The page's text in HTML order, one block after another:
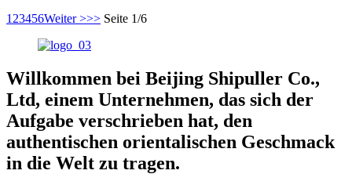
1 23456Weiter >>> Seite 1/6
Willkommen bei Beijing Shipuller Co.,
Ltd, einem Unternehmen, das sich der
Aufgabe verschrieben hat, den
authentischen orientalischen Geschmack
in die Welt zu tragen.